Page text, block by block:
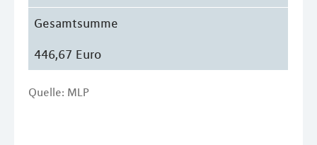
Gesamtsumme
446,67 Euro
Quelle: MLP